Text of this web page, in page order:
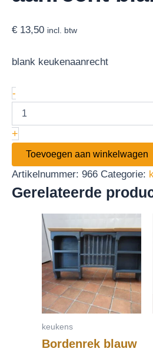
€ 13,50 incl. btw
blank keukenaanrecht
-
+
Toevoegen aan winkelwagen
Artikelnummer: 966 Categorie:
Gerelateerde
keukens
Bordenrek blauw